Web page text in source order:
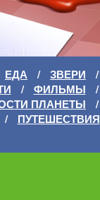
ЕДА / ЗВЕРИ
/
/ ФИЛЬМЫ
/
ПЛАНЕТЫ
/
/ ПУТЕШЕСТВИЯ